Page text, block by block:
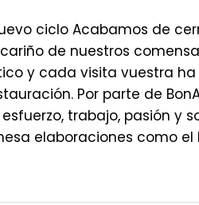
ciclo Acabamos de
de nuestros
y cada visita vuestra
Por parte de
trabajo, pasión y
elaboraciones como